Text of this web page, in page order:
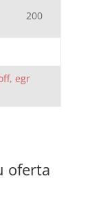
200
egr
oferta